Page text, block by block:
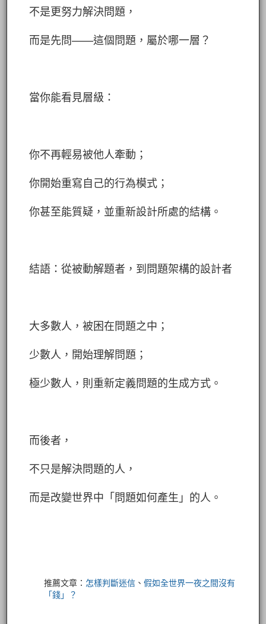
不是更努力解決問題，
而是先問——這個問題，屬於哪一層？
當你能看見層級：
你不再輕易被他人牽動；
你開始重寫自己的行為模式；
你甚至能質疑，並重新設計所處的結構。
結語：從被動解題者，到問題架構的設計者
大多數人，被困在問題之中；
少數人，開始理解問題；
極少數人，則重新定義問題的生成方式。
而後者，
不只是解決問題的人，
而是改變世界中「問題如何產生」的人。
推薦文章： 怎樣判斷迷信 、假如全世界一夜之間沒有
「錢」？